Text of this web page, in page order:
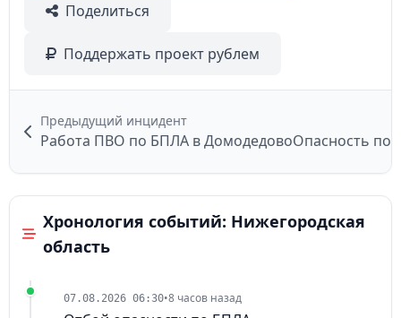
Поделиться
Поддержать проект рублем
Предыдущий инцидент
Работа ПВО по БПЛА в Домодедово
Хронология событий: Нижегородская
область
07.08.2026 06:30•8 часов назад